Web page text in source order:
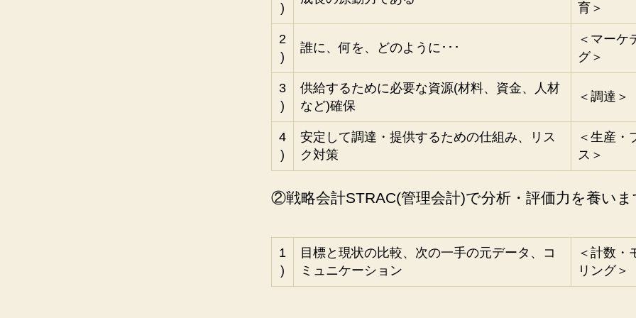
)
育＞
2
)
誰に、何を、どのように･･･
＜マーケ
グ＞
3
)
供給するために必要な資源(材料、資金、人材
など)確保
＜調達＞
4
)
安定して調達・提供するための仕組み、リス
ク対策
＜生産・
ス＞
②戦略会計STRAC(管理会計)で分析・評価力を養いま
1
)
目標と現状の比較、次の一手の元データ、コ
ミュニケーション
＜計数・
リング＞